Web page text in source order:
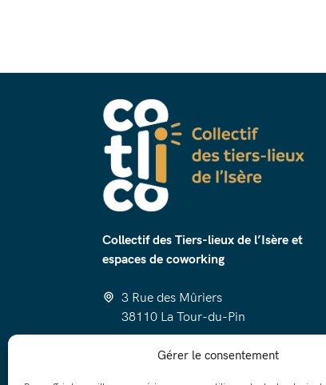
Gérer le consentement
Collectif des Tiers-lieux de l’Isère et
espaces de coworking
3 Rue des Mûriers
38110 La Tour-du-Pin